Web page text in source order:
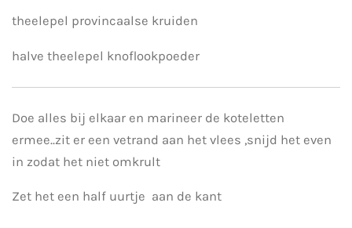
theelepel provincaalse kruiden
halve theelepel knoflookpoeder
Doe alles bij elkaar en marineer de koteletten
ermee..zit er een vetrand aan het vlees ,snijd het even
in zodat het niet omkrult
Zet het een half uurtje aan de kant